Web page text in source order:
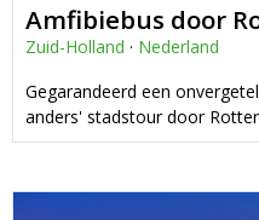
Amfibiebus door
Zuid-Holland · Nederland
Gegarandeerd een
anders' stadstour door